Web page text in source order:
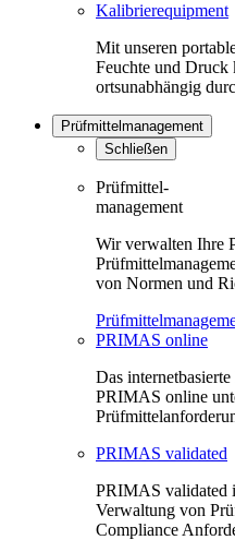
Kalibrierequipment
Mit unseren
Feuchte und Druck
ortsunabhängig
Prüfmittelmanagement
Schließen
Prüfmittel-
management
Wir verwalten Ihre
von Normen und
PRIMAS online
Das
PRIMAS online
PRIMAS validated
PRIMAS validated
Verwaltung von
Compliance